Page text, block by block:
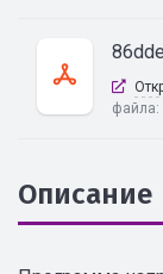
файла:
Описание